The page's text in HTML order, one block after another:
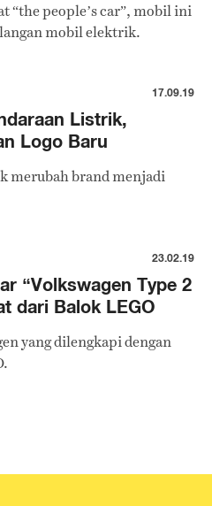
people’s car”, mobil ini
mobil elektrik.
17.09.19
Listrik,
Logo Baru
merubah brand menjadi
23.02.19
“Volkswagen Type 2
dari Balok LEGO
yang dilengkapi dengan